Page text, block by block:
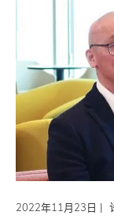
2022年11月23日 |